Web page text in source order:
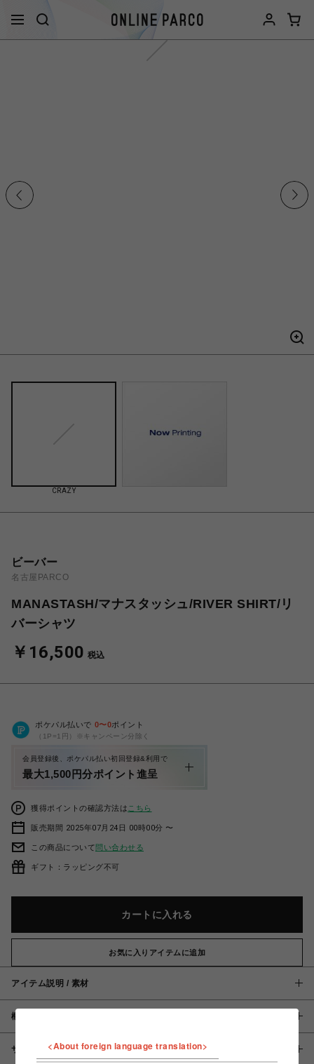
CRAZY
ビーバー
名古屋PARCO
MANASTASH/マナスタッシュ/RIVER SHIRT/リ
バーシャツ
￥16,500 税込
ポケパル払いで 0〜0ポイント
（1P=1円）※キャンペーン分除く
会員登録後、ポケパル払い初回登録&利用で
最大1,500円分ポイント進呈
獲得ポイントの確認方法は こちら
販売期間 2025年07月24日 00時00分 〜
この商品について問い合わせる
ギフト：ラッピング不可
カートに入れる
お気に入りアイテムに追加
アイテム説明 / 素材
概要
サイズ <About foreign language translation>